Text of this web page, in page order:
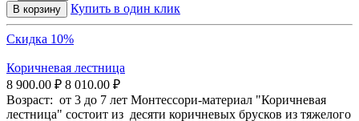
В корзину Купить в один клик
Скидка 10%
Коричневая лестница
8 900.00 ₽ 8 010.00 ₽
Возраст: от 3 до 7 лет Монтессори-материал "Коричневая
лестница" состоит из десяти коричневых брусков из тяжелого